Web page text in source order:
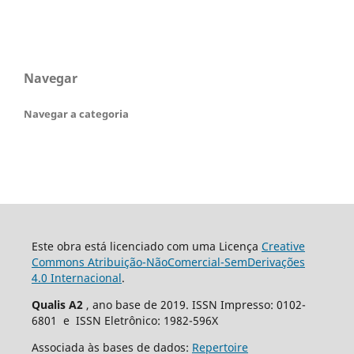
Navegar
Navegar a categoria
Este obra está licenciado com uma Licença Creative
Commons Atribuição-NãoComercial-SemDerivações
4.0 Internacional.
Qualis A2 , ano base de 2019. ISSN Impresso: 0102-
6801 e ISSN Eletrônico: 1982-596X
Associada às bases de dados: Repertoire